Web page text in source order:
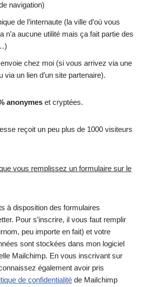
navigation)
de l’internaute (la ville d’où vous
aucune utilité mais ça fait partie des
chez moi (si vous arrivez via une
via un lien d’un site partenaire).
anonymes et cryptées.
reçoit un peu plus de 1000 visiteurs
vous remplissez un formulaire sur le
à disposition des formulaires
Pour s’inscrire, il vous faut remplir
peu importe en fait) et votre
sont stockées dans mon logiciel
Mailchimp. En vous inscrivant sur
également avoir pris
de confidentialité de Mailchimp